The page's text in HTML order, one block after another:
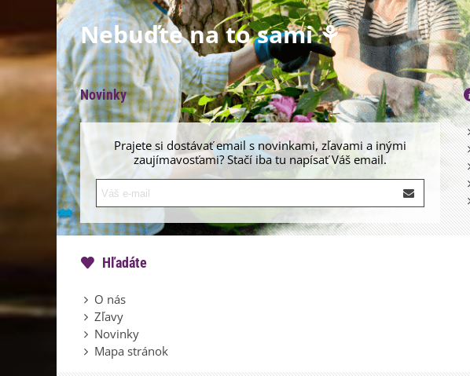
Nebuďte na to sami ⚘
Novinky
Prajete si dostávať email s novinkami, zľavami a inými
zaujímavosťami? Stačí iba tu napísať Váš email.
Hľadáte
O nás
Zľavy
Novinky
Mapa stránok